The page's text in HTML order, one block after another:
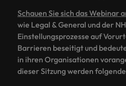
Schauen Sie sich das Webinar
wie Legal & General und der
Einstellungsprozesse auf
Barrieren beseitigt und
in ihren Organisationen
dieser Sitzung werden